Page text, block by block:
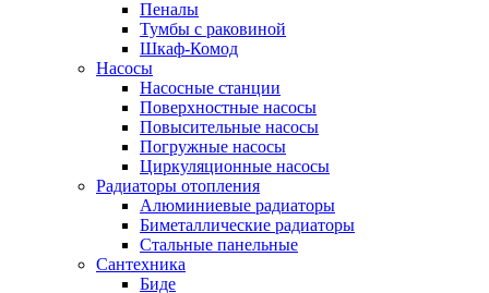
Пеналы
Тумбы с раковиной
Шкаф-Комод
Насосы
Насосные станции
Поверхностные насосы
Повысительные насосы
Погружные насосы
Циркуляционные насосы
Радиаторы отопления
Алюминиевые радиаторы
Биметаллические радиаторы
Стальные панельные
Сантехника
Биде